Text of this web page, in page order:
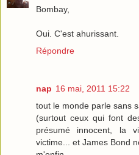
Bombay,
Oui. C'est ahurissant.
Répondre
nap 16 mai, 2011 15:22
tout le monde parle sans
(surtout ceux qui font
présumé innocent, la
victime... et James Bond